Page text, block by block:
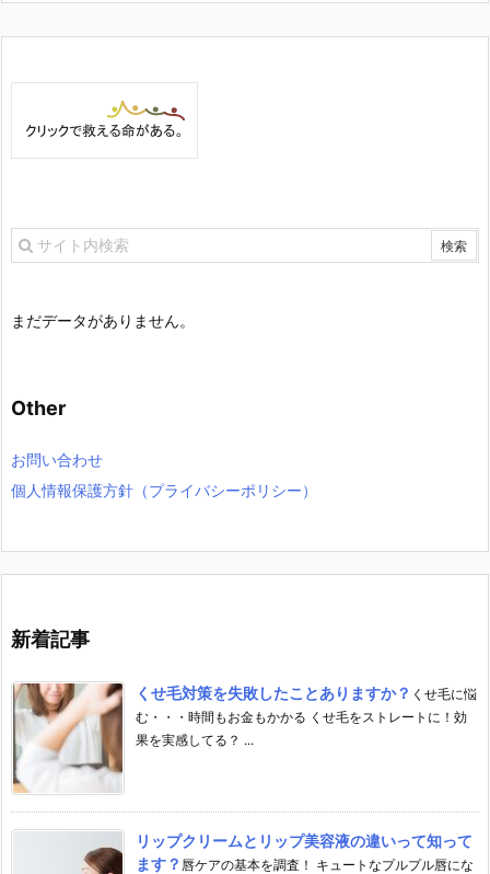
まだデータがありません。
Other
お問い合わせ
個人情報保護方針（プライバシーポリシー）
新着記事
くせ毛対策を失敗したことありますか？ くせ毛に悩
む・・・時間もお金もかかる くせ毛をストレートに！効
果を実感してる？ ...
リップクリームとリップ美容液の違いって知って
ます？ 唇ケアの基本を調査！ キュートなプルプル唇にな